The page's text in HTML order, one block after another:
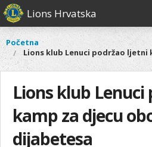
Skoči
na
sadržaj
Lions Hrvatska
O nama
Lions Distrikt 126
Naši projekti
Aktivnosti
Glavni
izbornik
O
nama
Lions
Distrikt
126
Naši
Aktivnosti
Vi
ste
ovdje
Početna
Lions klub Lenuci podržao ljetni
Lions klub
kamp za djecu
dijabetesa